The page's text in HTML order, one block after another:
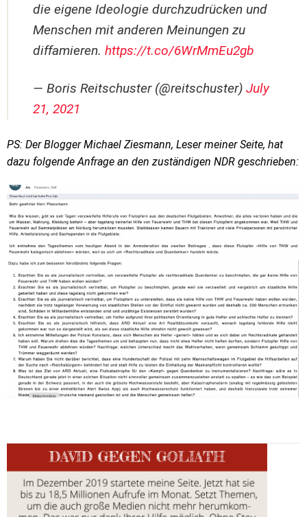
die eigene Ideologie durchzudrücken und
Menschen mit anderen Meinungen zu
diffamieren. https://t.co/6WrMmEu2gb
— Boris Reitschuster (@reitschuster) July
21, 2021
PS: Der Blogger Michael Ziesmann, Leser meiner Seite, hat
dazu folgende Anfrage an den zuständigen NDR geschrieben: